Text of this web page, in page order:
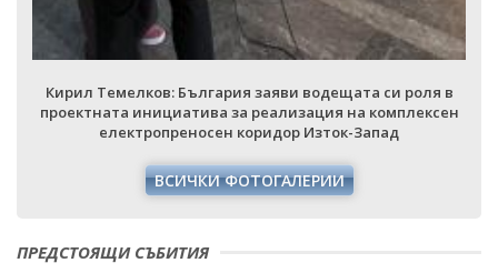
Кирил Темелков: България заяви водещата си роля в
проектната инициатива за реализация на комплексен
електропреносен коридор Изток-Запад
ВСИЧКИ ФОТОГАЛЕРИИ
ПРЕДСТОЯЩИ СЪБИТИЯ